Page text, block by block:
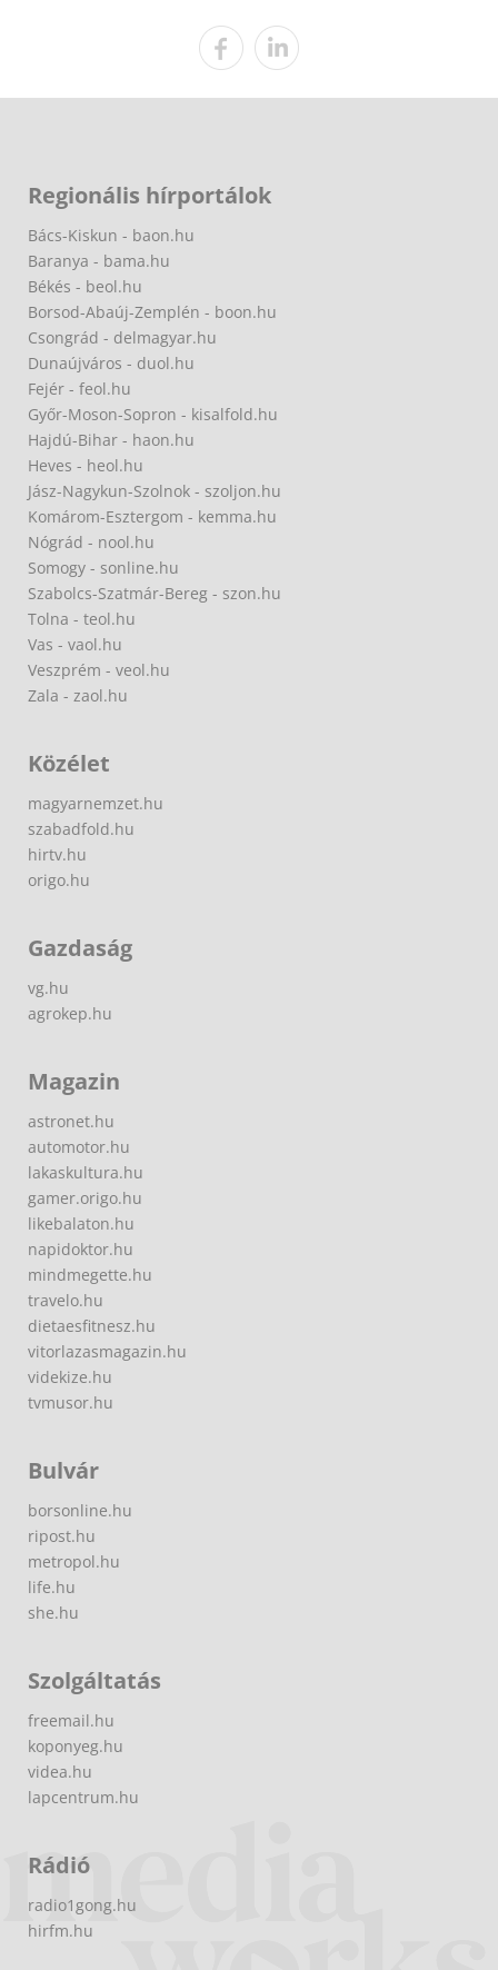
Regionális hírportálok
Bács-Kiskun - baon.hu
Baranya - bama.hu
Békés - beol.hu
Borsod-Abaúj-Zemplén - boon.hu
Csongrád - delmagyar.hu
Dunaújváros - duol.hu
Fejér - feol.hu
Győr-Moson-Sopron - kisalfold.hu
Hajdú-Bihar - haon.hu
Heves - heol.hu
Jász-Nagykun-Szolnok - szoljon.hu
Komárom-Esztergom - kemma.hu
Nógrád - nool.hu
Somogy - sonline.hu
Szabolcs-Szatmár-Bereg - szon.hu
Tolna - teol.hu
Vas - vaol.hu
Veszprém - veol.hu
Zala - zaol.hu
Közélet
magyarnemzet.hu
szabadfold.hu
hirtv.hu
origo.hu
Gazdaság
vg.hu
agrokep.hu
Magazin
astronet.hu
automotor.hu
lakaskultura.hu
gamer.origo.hu
likebalaton.hu
napidoktor.hu
mindmegette.hu
travelo.hu
dietaesfitnesz.hu
vitorlazasmagazin.hu
videkize.hu
tvmusor.hu
Bulvár
borsonline.hu
ripost.hu
metropol.hu
life.hu
she.hu
Szolgáltatás
freemail.hu
koponyeg.hu
videa.hu
lapcentrum.hu
Rádió
radio1gong.hu
hirfm.hu